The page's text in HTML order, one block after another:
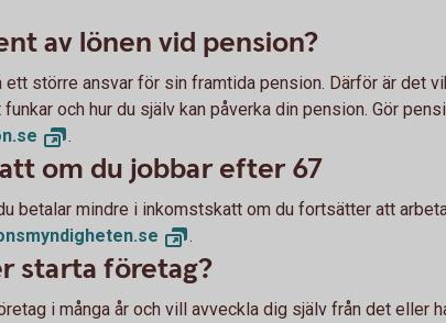
av lönen vid pension?
ett större ansvar för sin framtida pension. Därför är det
och hur du själv kan påverka din pension. Gör
se .
om du jobbar efter 67
betalar mindre i inkomstskatt om du fortsätter att
se .
starta företag?
i många år och vill avveckla dig själv från det eller